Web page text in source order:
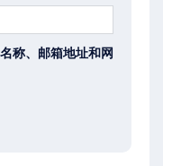
称、邮箱地址和网